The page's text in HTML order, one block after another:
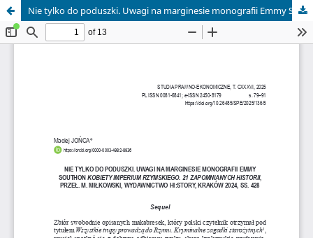
Nie tylko do poduszki. Uwagi na marginesie monografii Emmy Southon "Kobiety imperium rzymskiego. 21 zapomnianych historii", przeł. M. Miłkowski, Wydawnictwo HI:STORY, Kraków 2024, ss. 428